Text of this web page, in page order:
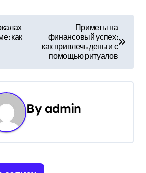
как
Приметы на
финансовый успех:
как привлечь деньги с
помощью ритуалов
Byadmin